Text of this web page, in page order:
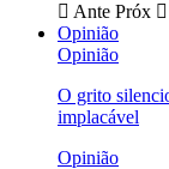
Ante Próx
Opinião
Opinião
O grito
implacável
Opinião